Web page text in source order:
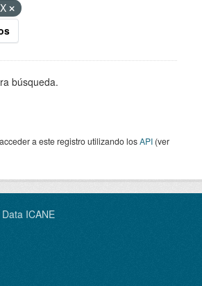
búsqueda.
a este registro utilizando losAPI (ver
ICANE